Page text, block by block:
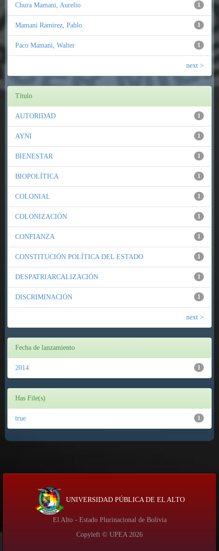
1
Chura Mamani, Aurelio
1
Mamani Ramirez, Pablo
1
Paco Mamani, Walter
next >
Título
1
AUTORIDAD
1
AYNI
1
BIENESTAR
1
BIOPOLÍTICA
1
COLONIAL
1
COLONIZACIÓN
1
CONFIANZA
1
CONSTITUCIÓN POLÍTICA DEL ESTADO
1
DESPATRIARCALIZACIÓN
1
DISCRIMINACIÓN
next >
Fecha de lanzamiento
1
2014
Has File(s)
1
true
UNIVERSIDAD PÚBLICA DE EL ALTO
El Alto - Estado Plurinacional de Bolivia
Copyleft © UPEA 2026